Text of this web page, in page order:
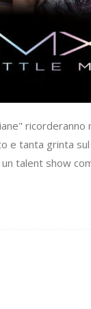
ricorderanno
e tanta grinta
talent show